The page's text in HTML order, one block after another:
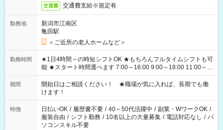
交通費 交通費支給※規定有
勤務地
新潟市江南区
亀田駅
＜ご近所の老人ホームなど＞
勤務時間
★1日4時間～の時短シフトOK ★もちろんフルタイムシフトも可
能 ★スタート時間選べます 7:00～16:00 9:00～18:00 11:00～
20:00 など 残業なし！ ※Wワークの場合、他のお仕事と合わせ
週40時間超の就業はご案内できません ※法令に基づき、週20時
間以上勤務は社会保険への加入対象となります ※労働者派遣法
（日雇い派遣の原則禁止）により、短時間・短期間の就業はご
案内が難しい場合があります
期間
開始日はご相談ください！ ★職場が気に入れば、長期でも働
けます！
特徴 日払いOK / 履歴書不要 / 40～50代活躍中 / 副業・WワークOK /
服装自由 / シフト勤務 / 10名以上の大量募集 / 電話対応なし / パ
ソコンスキル不要